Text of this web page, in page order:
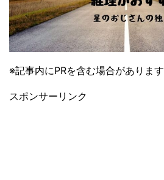
※記事内にPRを含む場合があります
スポンサーリンク